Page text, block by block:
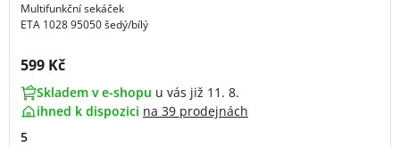
Multifunkční sekáček
ETA 1028 95050 šedý/bílý
Cena s DPH:
599 Kč
Skladem v e-shopu u vás již 11. 8.
ihned k dispozici na 39 prodejnách
5